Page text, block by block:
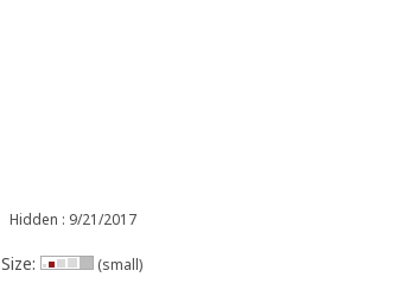
Hidden : 9/21/2017
Size: (small)